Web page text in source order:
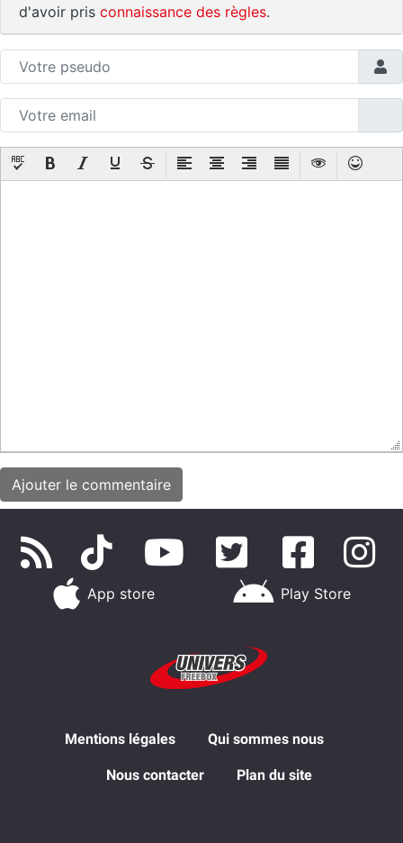
d'avoir pris connaissance des règles.
App store Play Store
Mentions légales Qui sommes nous
Nous contacter Plan du site